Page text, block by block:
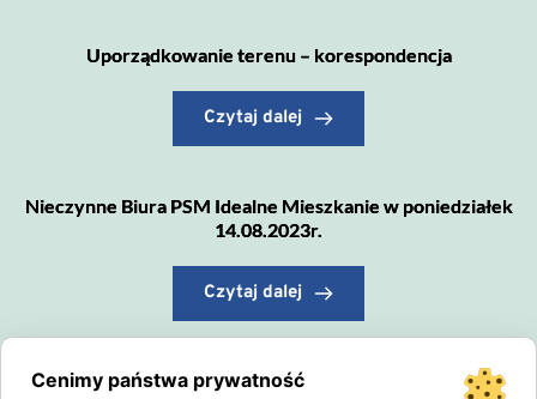
Uporządkowanie terenu – korespondencja
Czytaj dalej
Nieczynne Biura PSM Idealne Mieszkanie w poniedziałek
14.08.2023r.
Czytaj dalej
Zmiana Administratora
Cenimy państwa prywatność